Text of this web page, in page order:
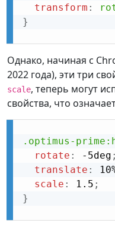
transform :
}
Однако, начиная с
2022 года), эти три
scale, теперь могут
свойства, что
.optimus-
rotate : -5deg ;
translate :
scale : 1.5 ;
}